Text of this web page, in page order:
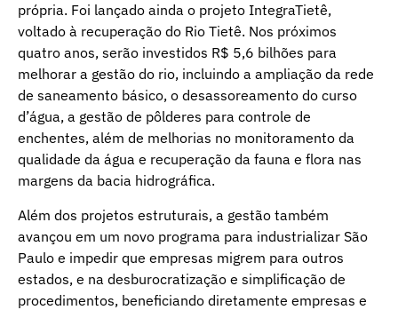
própria. Foi lançado ainda o projeto IntegraTietê,
voltado à recuperação do Rio Tietê. Nos próximos
quatro anos, serão investidos R$ 5,6 bilhões para
melhorar a gestão do rio, incluindo a ampliação da rede
de saneamento básico, o desassoreamento do curso
d’água, a gestão de pôlderes para controle de
enchentes, além de melhorias no monitoramento da
qualidade da água e recuperação da fauna e flora nas
margens da bacia hidrográfica.
Além dos projetos estruturais, a gestão também
avançou em um novo programa para industrializar São
Paulo e impedir que empresas migrem para outros
estados, e na desburocratização e simplificação de
procedimentos, beneficiando diretamente empresas e